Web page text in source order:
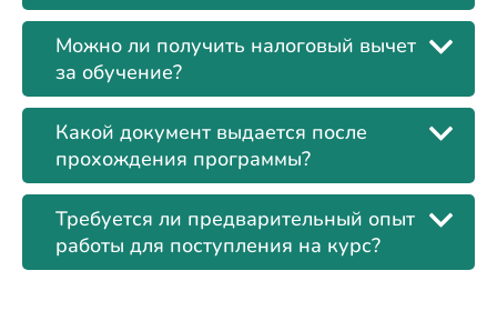
Можно ли получить налоговый вычет
за обучение?
Какой документ выдается после
прохождения программы?
Требуется ли предварительный опыт
работы для поступления на курс?